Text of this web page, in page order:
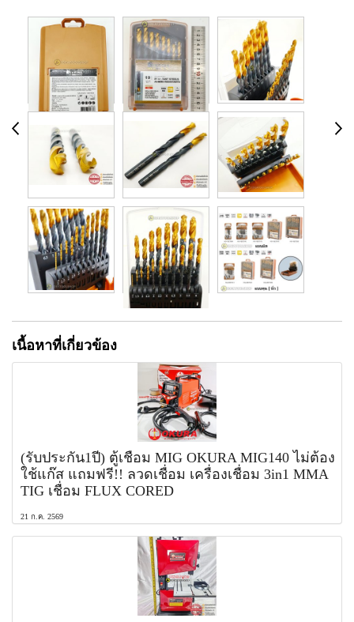
เนื้อหาที่เกี่ยวข้อง
(รับประกัน1ปี) ตู้เชื่อม MIG OKURA MIG140 ไม่ต้อง
ใช้แก๊ส แถมฟรี!! ลวดเชื่อม เครื่องเชื่อม 3in1 MMA
TIG เชื่อม FLUX CORED
21 ก.ค. 2569